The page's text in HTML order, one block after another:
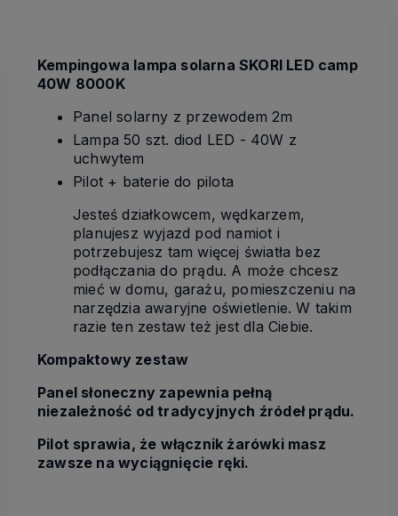
Kempingowa lampa solarna SKORI LED camp
40W 8000K
Panel solarny z przewodem 2m
Lampa 50 szt. diod LED - 40W z
uchwytem
Pilot + baterie do pilota
Jesteś działkowcem, wędkarzem,
planujesz wyjazd pod namiot i
potrzebujesz tam więcej światła bez
podłączania do prądu. A może chcesz
mieć w domu, garażu, pomieszczeniu na
narzędzia awaryjne oświetlenie. W takim
razie ten zestaw też jest dla Ciebie.
Kompaktowy zestaw
Panel słoneczny zapewnia pełną
niezależność od tradycyjnych źródeł prądu.
Pilot sprawia, że włącznik żarówki masz
zawsze na wyciągnięcie ręki.